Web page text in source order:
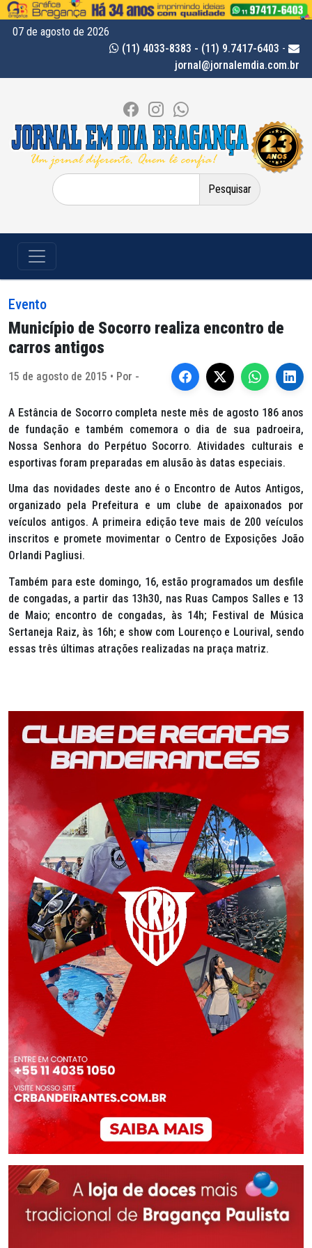
07 de agosto de 2026
(11) 4033-8383 - (11) 9.7417-6403 -
jornal@jornalemdia.com.br
Pesquisar
por:
Evento
Município de Socorro realiza encontro de
carros antigos
15 de agosto de 2015 • Por -
A Estância de Socorro completa neste mês de agosto 186 anos
de fundação e também comemora o dia de sua padroeira,
Nossa Senhora do Perpétuo Socorro. Atividades culturais e
esportivas foram preparadas em alusão às datas especiais.
Uma das novidades deste ano é o Encontro de Autos Antigos,
organizado pela Prefeitura e um clube de apaixonados por
veículos antigos. A primeira edição teve mais de 200 veículos
inscritos e promete movimentar o Centro de Exposições João
Orlandi Pagliusi.
Também para este domingo, 16, estão programados um desfile
de congadas, a partir das 13h30, nas Ruas Campos Salles e 13
de Maio; encontro de congadas, às 14h; Festival de Música
Sertaneja Raiz, às 16h; e show com Lourenço e Lourival, sendo
essas três últimas atrações realizadas na praça matriz.